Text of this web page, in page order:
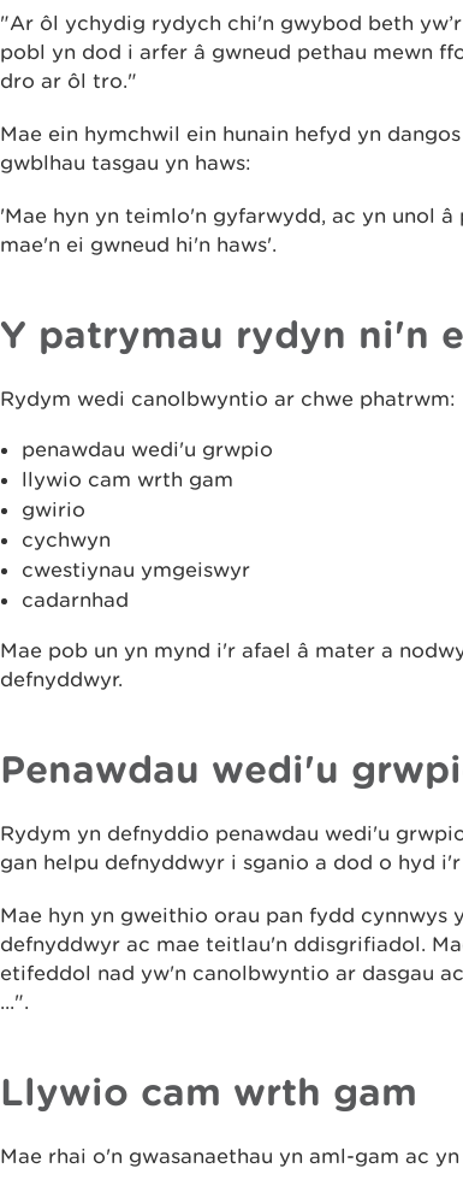
"Ar ôl ychydig rydych chi'n gwybod beth
pobl yn dod i arfer â gwneud pethau mewn
dro ar ôl tro."
Mae ein hymchwil ein hunain hefyd yn
gwblhau tasgau yn haws:
'Mae hyn yn teimlo'n gyfarwydd, ac yn unol
mae'n ei gwneud hi'n haws'.
Y patrymau rydyn ni'n
Rydym wedi canolbwyntio ar chwe phatrwm:
penawdau wedi'u grwpio
llywio cam wrth gam
gwirio
cychwyn
cwestiynau ymgeiswyr
cadarnhad
Mae pob un yn mynd i'r afael â mater a
defnyddwyr.
Penawdau wedi'u
Rydym yn defnyddio penawdau wedi'u
gan helpu defnyddwyr i sganio a dod o hyd
Mae hyn yn gweithio orau pan fydd cynnwys
defnyddwyr ac mae teitlau'n ddisgrifiadol.
etifeddol nad yw'n canolbwyntio ar dasgau
...".
Llywio cam wrth gam
Mae rhai o'n gwasanaethau yn aml-gam ac